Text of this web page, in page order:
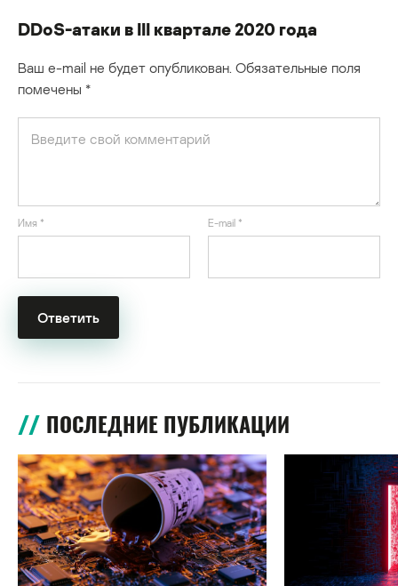
DDoS-атаки в III квартале 2020 года
Ваш e-mail не будет опубликован. Обязательные поля
помечены *
Имя * E-mail *
ПОСЛЕДНИЕ ПУБЛИКАЦИИ